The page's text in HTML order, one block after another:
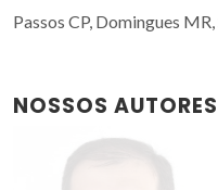
Passos CP, Domingues
NOSSOS AUTORES